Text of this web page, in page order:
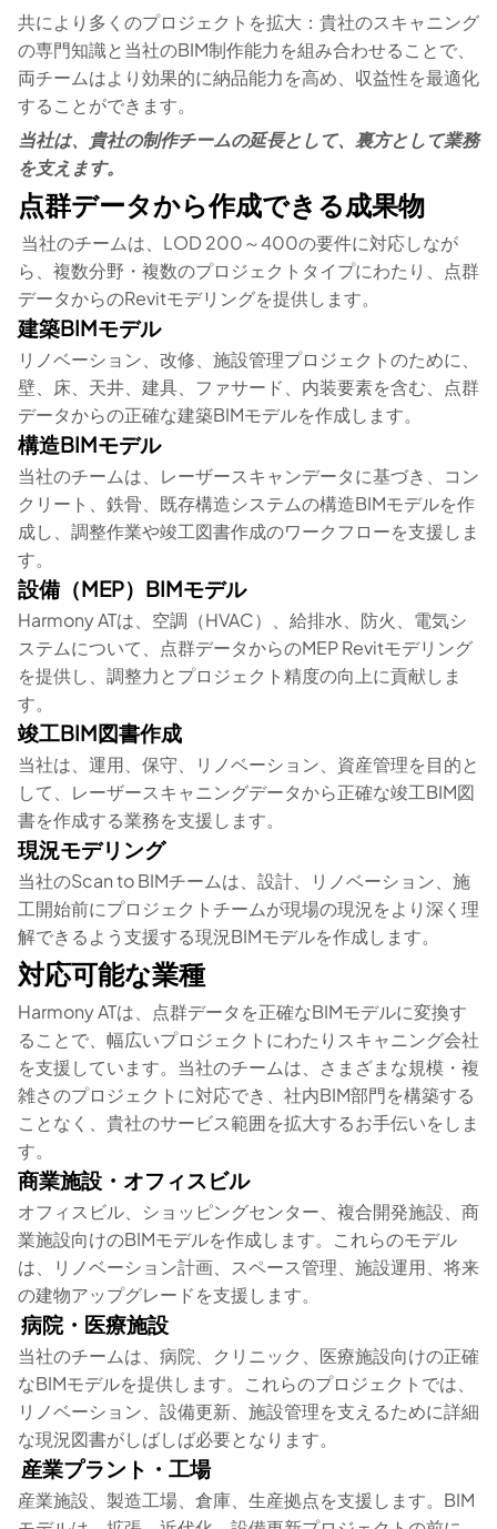
共により多くのプロジェクトを拡大：貴社のスキャニング
の専門知識と当社のBIM制作能力を組み合わせることで、
両チームはより効果的に納品能力を高め、収益性を最適化
することができます。
当社は、貴社の制作チームの延長として、裏方として業務
を支えます。
点群データから作成できる成果物
当社のチームは、LOD 200～400の要件に対応しなが
ら、複数分野・複数のプロジェクトタイプにわたり、点群
データからのRevitモデリングを提供します。
建築BIMモデル
リノベーション、改修、施設管理プロジェクトのために、
壁、床、天井、建具、ファサード、内装要素を含む、点群
データからの正確な建築BIMモデルを作成します。
構造BIMモデル
当社のチームは、レーザースキャンデータに基づき、コン
クリート、鉄骨、既存構造システムの構造BIMモデルを作
成し、調整作業や竣工図書作成のワークフローを支援しま
す。
設備（MEP）BIMモデル
Harmony ATは、空調（HVAC）、給排水、防火、電気シ
ステムについて、点群データからのMEP Revitモデリング
を提供し、調整力とプロジェクト精度の向上に貢献しま
す。
竣工BIM図書作成
当社は、運用、保守、リノベーション、資産管理を目的と
して、レーザースキャニングデータから正確な竣工BIM図
書を作成する業務を支援します。
現況モデリング
当社のScan to BIMチームは、設計、リノベーション、施
工開始前にプロジェクトチームが現場の現況をより深く理
解できるよう支援する現況BIMモデルを作成します。
対応可能な業種
Harmony ATは、点群データを正確なBIMモデルに変換す
ることで、幅広いプロジェクトにわたりスキャニング会社
を支援しています。当社のチームは、さまざまな規模・複
雑さのプロジェクトに対応でき、社内BIM部門を構築する
ことなく、貴社のサービス範囲を拡大するお手伝いをしま
す。
商業施設・オフィスビル
オフィスビル、ショッピングセンター、複合開発施設、商
業施設向けのBIMモデルを作成します。これらのモデル
は、リノベーション計画、スペース管理、施設運用、将来
の建物アップグレードを支援します。
病院・医療施設
当社のチームは、病院、クリニック、医療施設向けの正確
なBIMモデルを提供します。これらのプロジェクトでは、
リノベーション、設備更新、施設管理を支えるために詳細
な現況図書がしばしば必要となります。
産業プラント・工場
産業施設、製造工場、倉庫、生産拠点を支援します。BIM